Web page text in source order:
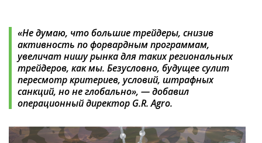
«Не думаю, что большие трейдеры, снизив
активность по форвардным программам,
увеличат нишу рынка для таких региональных
трейдеров, как мы. Безусловно, будущее сулит
пересмотр критериев, условий, штрафных
санкций, но не глобально», — добавил
операционный директор G.R. Agro.